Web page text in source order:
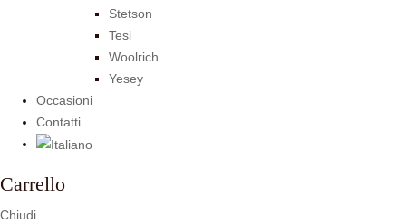
Stetson
Tesi
Woolrich
Yesey
Occasioni
Contatti
Carrello
Chiudi